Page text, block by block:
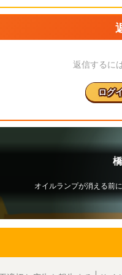
返信するに
ログ